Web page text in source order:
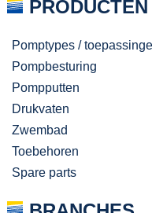
Pomptypes /
Pompbesturing
Pompputten
Drukvaten
Zwembad
Toebehoren
Spare parts